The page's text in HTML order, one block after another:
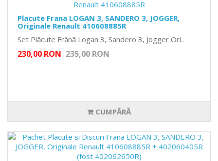
Placute Frana LOGAN 3, SANDERO 3, JOGGER,
Originale Renault 410608885R
Set Plăcute Frână Logan 3, Sandero 3, Jogger Ori..
230,00 RON 235,00 RON
CUMPĂRĂ